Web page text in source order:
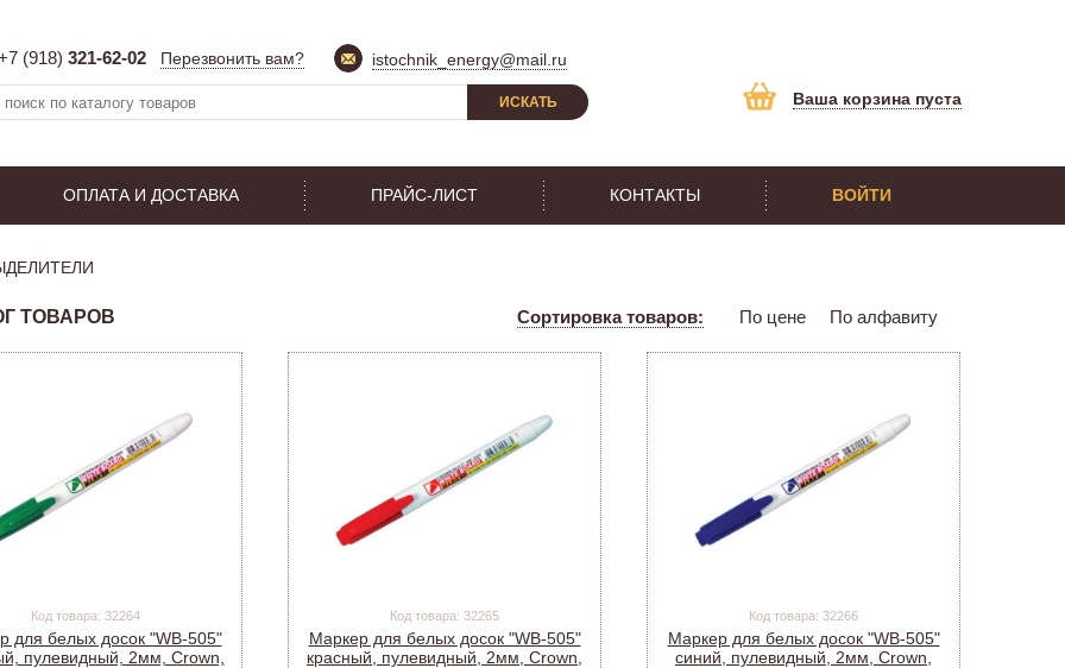
(918) 321-62-02 Перезвонить вам? istochnik_energy@mail.ru
ИСКАТЬ Ваша корзина пуста
ОПЛАТА И ДОСТАВКА ПРАЙС-ЛИСТ КОНТАКТЫ ВОЙТИ
ТОВАРОВ Сортировка товаров: По цене По алфавиту
Код товара: 32264
для белых досок "WB-505"
пулевидный, 2мм, Crown,
Код товара: 32265
Маркер для белых досок "WB-505"
красный, пулевидный, 2мм, Crown,
Код товара: 32266
Маркер для белых досок "WB-505"
синий, пулевидный, 2мм, Crown,